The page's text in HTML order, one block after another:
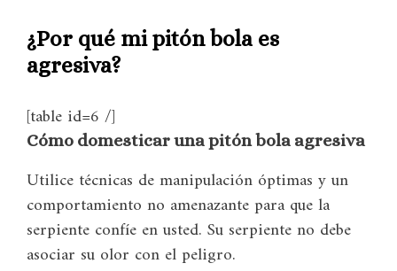
¿Por qué mi pitón bola es
agresiva?
[table id=6 /]
Cómo domesticar una pitón bola agresiva
Utilice técnicas de manipulación óptimas y un
comportamiento no amenazante para que la
serpiente confíe en usted. Su serpiente no debe
asociar su olor con el peligro.